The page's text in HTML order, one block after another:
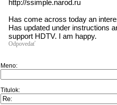
http://ssimple.narod.ru
Has come across today an
Has updated under instructions
support HDTV. I am happy.
Odpovedať
Meno:
Titulok: